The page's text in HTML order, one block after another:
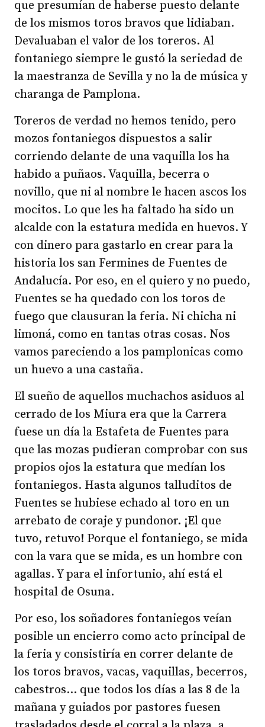
que presumían de haberse puesto delante
de los mismos toros bravos que lidiaban.
Devaluaban el valor de los toreros. Al
fontaniego siempre le gustó la seriedad de
la maestranza de Sevilla y no la de música y
charanga de Pamplona.
Toreros de verdad no hemos tenido, pero
mozos fontaniegos dispuestos a salir
corriendo delante de una vaquilla los ha
habido a puñaos. Vaquilla, becerra o
novillo, que ni al nombre le hacen ascos los
mocitos. Lo que les ha faltado ha sido un
alcalde con la estatura medida en huevos. Y
con dinero para gastarlo en crear para la
historia los san Fermines de Fuentes de
Andalucía. Por eso, en el quiero y no puedo,
Fuentes se ha quedado con los toros de
fuego que clausuran la feria. Ni chicha ni
limoná, como en tantas otras cosas. Nos
vamos pareciendo a los pamplonicas como
un huevo a una castaña.
El sueño de aquellos muchachos asiduos al
cerrado de los Miura era que la Carrera
fuese un día la Estafeta de Fuentes para
que las mozas pudieran comprobar con sus
propios ojos la estatura que medían los
fontaniegos. Hasta algunos talluditos de
Fuentes se hubiese echado al toro en un
arrebato de coraje y pundonor. ¡El que
tuvo, retuvo! Porque el fontaniego, se mida
con la vara que se mida, es un hombre con
agallas. Y para el infortunio, ahí está el
hospital de Osuna.
Por eso, los soñadores fontaniegos veían
posible un encierro como acto principal de
la feria y consistiría en correr delante de
los toros bravos, vacas, vaquillas, becerros,
cabestros… que todos los días a las 8 de la
mañana y guiados por pastores fuesen